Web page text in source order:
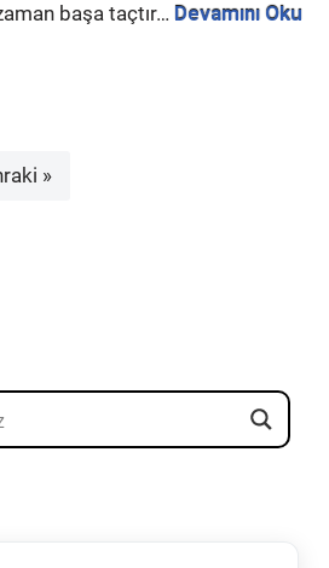
başa taçtır… Devamını Oku
»